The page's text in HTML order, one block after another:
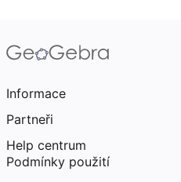
Informace
Partneři
Help centrum
Podmínky použití